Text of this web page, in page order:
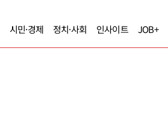
시민·경제 정치·사회 인사이트 JOB+